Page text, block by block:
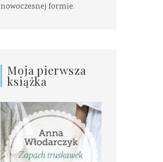
nowoczesnej formie.
Moja pierwsza
książka